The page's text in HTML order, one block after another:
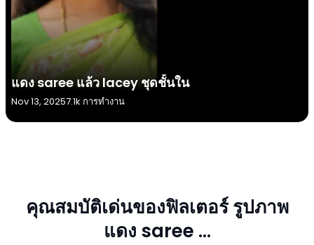
แดง saree แล้ว lacey ชุดชั้นใน
Nov 13, 20257.1k การทำงาน
คุณสมบัติเด่นของฟิลเตอร์ รูปภาพ
แดง saree ...